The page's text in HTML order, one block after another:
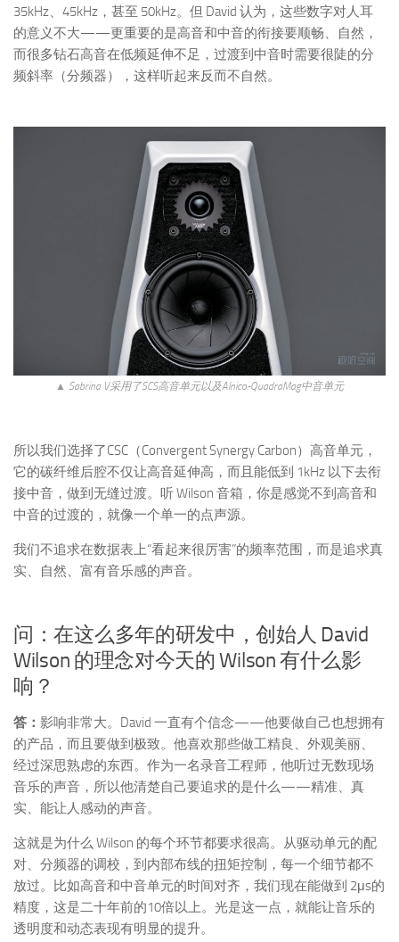
35kHz、45kHz，甚至 50kHz。但 David 认为，这些数字对人耳
的意义不大——更重要的是高音和中音的衔接要顺畅、自然，
而很多钻石高音在低频延伸不足，过渡到中音时需要很陡的分
频斜率（分频器），这样听起来反而不自然。
▲ Sabrina V采用了SCS高音单元以及Alnico-QuadraMag中音单元
所以我们选择了CSC（Convergent Synergy Carbon）高音单元，
它的碳纤维后腔不仅让高音延伸高，而且能低到 1kHz 以下去衔
接中音，做到无缝过渡。听 Wilson 音箱，你是感觉不到高音和
中音的过渡的，就像一个单一的点声源。
我们不追求在数据表上“看起来很厉害”的频率范围，而是追求真
实、自然、富有音乐感的声音。
问：在这么多年的研发中，创始人 David
Wilson 的理念对今天的 Wilson 有什么影
响？
答： 影响非常大。David 一直有个信念——他要做自己也想拥有
的产品，而且要做到极致。他喜欢那些做工精良、外观美丽、
经过深思熟虑的东西。作为一名录音工程师，他听过无数现场
音乐的声音，所以他清楚自己要追求的是什么——精准、真
实、能让人感动的声音。
这就是为什么 Wilson 的每个环节都要求很高。从驱动单元的配
对、分频器的调校，到内部布线的扭矩控制，每一个细节都不
放过。比如高音和中音单元的时间对齐，我们现在能做到 2μs的
精度，这是二十年前的10倍以上。光是这一点，就能让音乐的
透明度和动态表现有明显的提升。